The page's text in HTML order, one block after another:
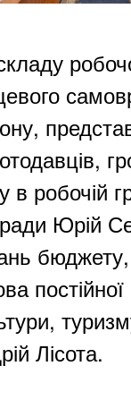
в робочій
Юрій
бюджету,
Лісота.